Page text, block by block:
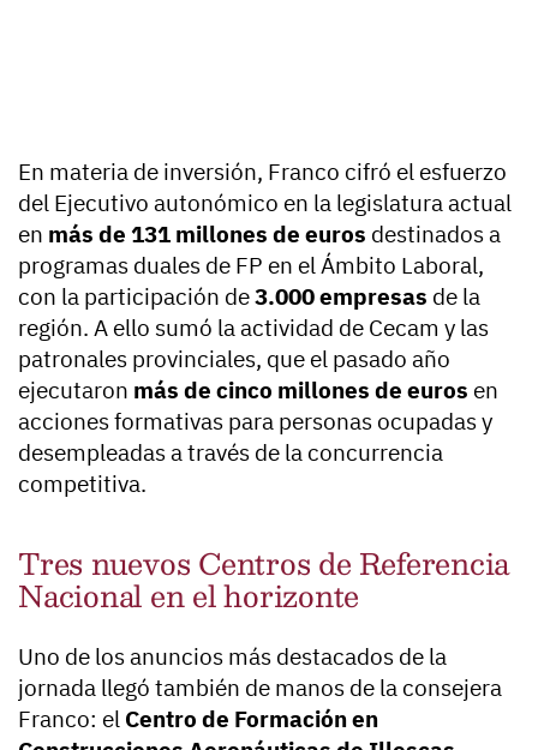
En materia de inversión, Franco cifró el esfuerzo
del Ejecutivo autonómico en la legislatura actual
en más de 131 millones de euros destinados a
programas duales de FP en el Ámbito Laboral,
con la participación de3.000 empresas de la
región. A ello sumó la actividad de Cecam y las
patronales provinciales, que el pasado año
ejecutaron más de cinco millones de euros en
acciones formativas para personas ocupadas y
desempleadas a través de la concurrencia
competitiva.
Tres nuevos Centros de Referencia
Nacional en el horizonte
Uno de los anuncios más destacados de la
jornada llegó también de manos de la consejera
Franco: el Centro de Formación en